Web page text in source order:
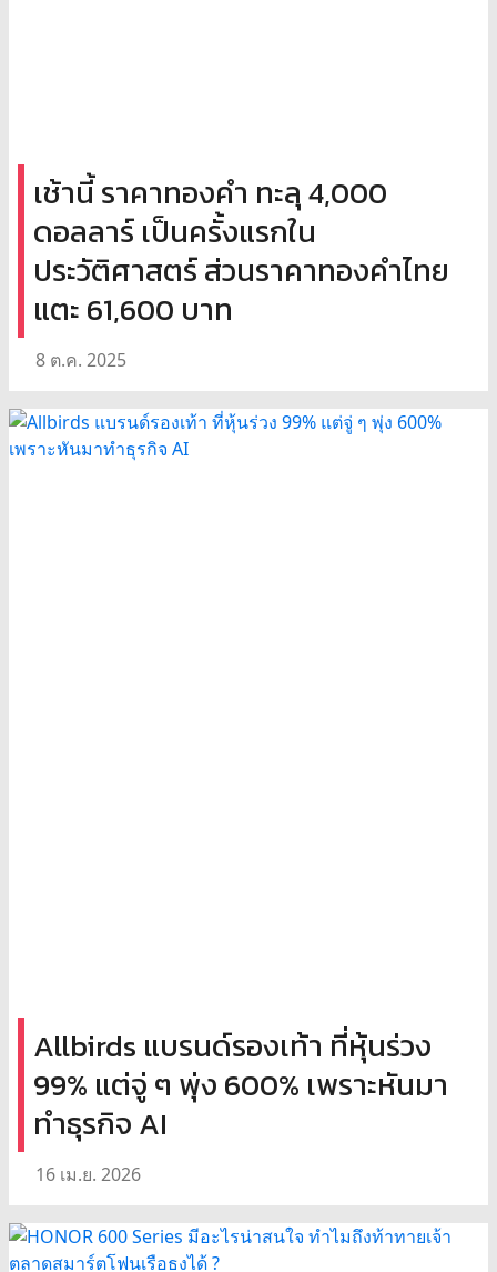
เช้านี้ ราคาทองคำ ทะลุ 4,000
ดอลลาร์ เป็นครั้งแรกใน
ประวัติศาสตร์ ส่วนราคาทองคำไทย
แตะ 61,600 บาท
8 ต.ค. 2025
Allbirds แบรนด์รองเท้า ที่หุ้นร่วง
99% แต่จู่ ๆ พุ่ง 600% เพราะหันมา
ทำธุรกิจ AI
16 เม.ย. 2026